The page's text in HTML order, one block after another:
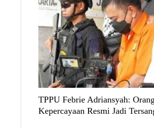
TPPU Febrie Adriansyah: Orang
Kepercayaan Resmi Jadi